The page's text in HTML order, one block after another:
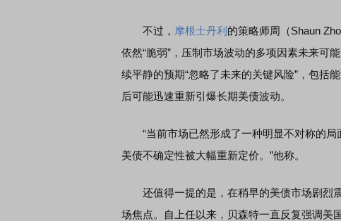
不过， 摩根士丹利 的策略师周（Shaun
依然“脆弱”，压制市场波动的多项因素未来可
续平静的预期“忽略了未来的关键风险”，包括
后可能迅速重新引爆长期美债波动。
“当前市场已然形成了一种明显不对称的局
美债不确定性被大幅重新定价。”他称。
还值得一提的是，在稍早的美债市场剧烈
场焦点。自上任以来，贝森特一直反复强调美